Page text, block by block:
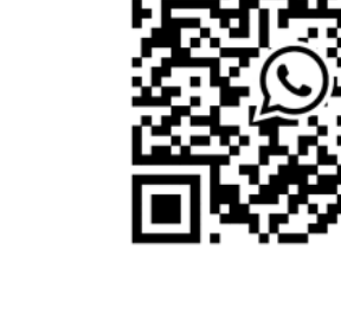
ore 11:30 - Lucca, Scuola
Mei - Viale Castruccio
murales in
Mei curato dal Liceo
ore 18 - Fiano
- Messa in
Mei celebrata da mons.
di Lucca
ore 20.30 -
Michele al Cippo di don
della Memoria in alcuni
città. Ritrovo alle ore
con conclusione al